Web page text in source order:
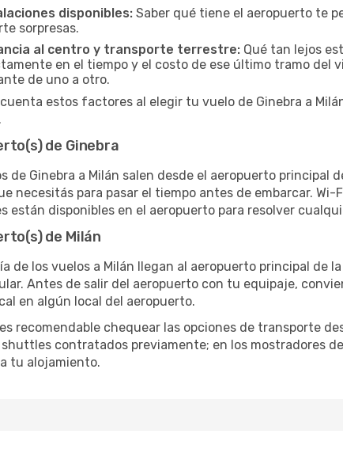
disponibles: Saber qué tiene el aeropuerto te
sorpresas.
al centro y transporte terrestre: Qué tan lejos
en el tiempo y el costo de ese último tramo del
de uno a otro.
estos factores al elegir tu vuelo de Ginebra a
de Ginebra
de Ginebra a Milán salen desde el aeropuerto
necesitás para pasar el tiempo antes de embarcar.
están disponibles en el aeropuerto para resolver
de Milán
de los vuelos a Milán llegan al aeropuerto principal
Antes de salir del aeropuerto con tu equipaje,
en algún local del aeropuerto.
recomendable chequear las opciones de transporte
contratados previamente; en los mostradores
tu alojamiento.